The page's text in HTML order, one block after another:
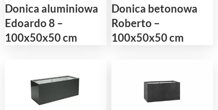
Donica aluminiowa
Edoardo 8 –
100x50x50 cm
Donica betonowa
Roberto –
100x50x50 cm